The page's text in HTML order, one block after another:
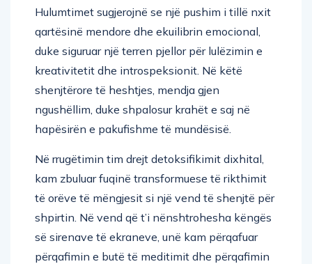
Hulumtimet sugjerojnë se një pushim i tillë nxit
qartësinë mendore dhe ekuilibrin emocional,
duke siguruar një terren pjellor për lulëzimin e
kreativitetit dhe introspeksionit. Në këtë
shenjtërore të heshtjes, mendja gjen
ngushëllim, duke shpalosur krahët e saj në
hapësirën e pakufishme të mundësisë.
Në rrugëtimin tim drejt detoksifikimit dixhital,
kam zbuluar fuqinë transformuese të rikthimit
të orëve të mëngjesit si një vend të shenjtë për
shpirtin. Në vend që t’i nënshtrohesha këngës
së sirenave të ekraneve, unë kam përqafuar
përqafimin e butë të meditimit dhe përqafimin